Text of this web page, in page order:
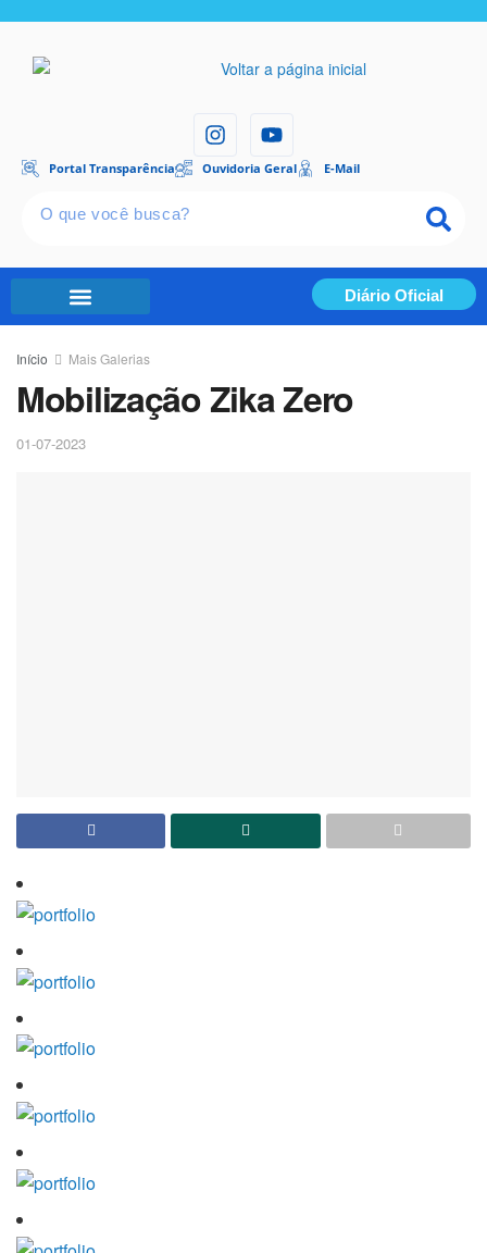
Portal Transparência Ouvidoria Geral E-Mail
Diário Oficial
Início Mais Galerias
Mobilização Zika Zero
01-07-2023